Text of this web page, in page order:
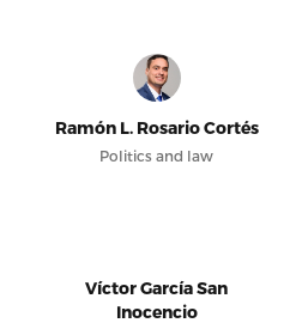
Ramón L. Rosario Cortés
Politics and law
Víctor García San
Inocencio